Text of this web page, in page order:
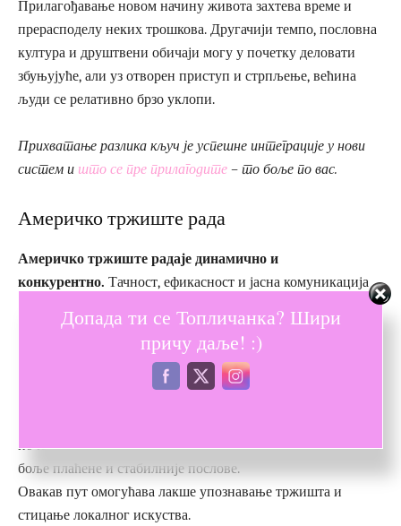
Прилагођавање новом начину живота захтева време и
прерасподелу неких трошкова. Другачији темпо, пословна
култура и друштвени обичаји могу у почетку деловати
збуњујуће, али уз отворен приступ и стрпљење, већина
људи се релативно брзо уклопи.
Прихватање разлика кључ је успешне интеграције у нови
систем и што се пре прилагодите – то боље по вас.
Америчко тржиште рада
Америчко тржиште радаје динамично и
конкурентно. Тачност, ефикасност и јасна комуникација
признато, али је понекад потребнододатно доказивање
или нострификација диплома.
почетне позиције, а затим, после неког периода, прелазе на
боље плаћене и стабилније послове.
Овакав пут омогућава лакше упознавање тржишта и
стицање локалног искуства.
Допада ти се Топличанка? Шири
причу даље! :)